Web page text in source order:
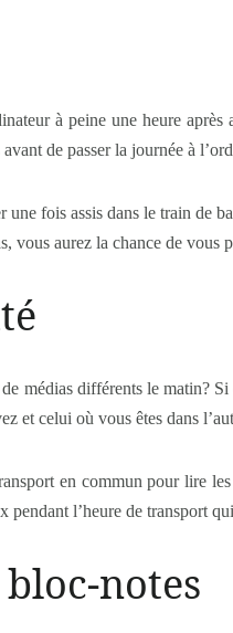
à peine une heure
de passer la journée à
fois assis dans le train de
vous aurez la chance de
médias différents le matin?
et celui où vous êtes dans
en commun pour lire
l’heure de transport
notes